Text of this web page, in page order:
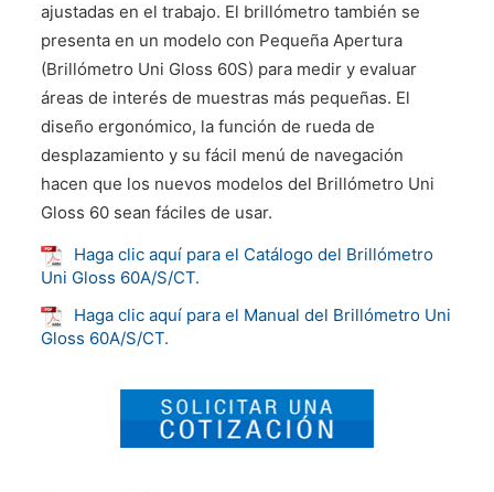
ajustadas en el trabajo. El brillómetro también se
presenta en un modelo con Pequeña Apertura
(Brillómetro Uni Gloss 60S) para medir y evaluar
áreas de interés de muestras más pequeñas. El
diseño ergonómico, la función de rueda de
desplazamiento y su fácil menú de navegación
hacen que los nuevos modelos del Brillómetro Uni
Gloss 60 sean fáciles de usar.
Haga clic aquí para el Catálogo del Brillómetro
Uni Gloss 60A/S/CT.
Haga clic aquí para el Manual del Brillómetro Uni
Gloss 60A/S/CT.